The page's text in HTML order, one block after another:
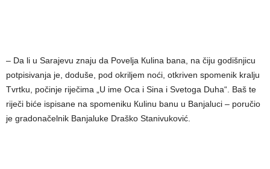
– Da li u Sarajevu znaju da Povelja Кulina bana, na čiju godišnjicu
potpisivanja je, doduše, pod okriljem noći, otkriven spomenik kralju
Tvrtku, počinje riječima „U ime Oca i Sina i Svetoga Duha“. Baš te
riječi biće ispisane na spomeniku Кulinu banu u Banjaluci – poručio
je gradonačelnik Banjaluke Draško Stanivuković.